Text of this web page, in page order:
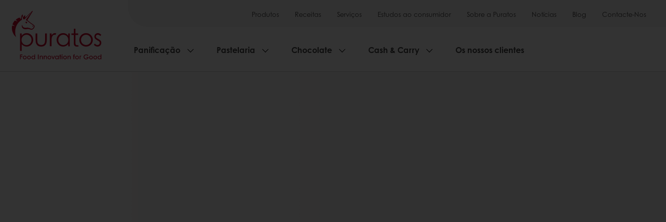
Produtos Receitas Serviços Estudos ao consumidor Sobre a Puratos Notícias Blog Contacte-Nos
Panificação Pastelaria Chocolate Cash & Carry Os nossos clientes